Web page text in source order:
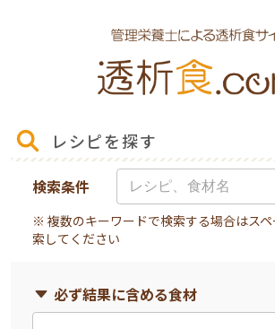
レシピを探す
検索条件
※ 複数のキーワードで検索する場合はス
索してください
必ず結果に含める食材